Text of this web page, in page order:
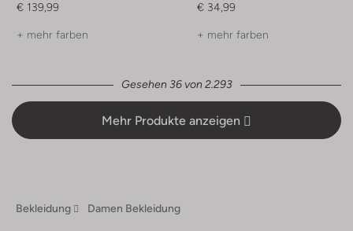
€ 139,99
+ mehr farben
€ 34,99
+ mehr farben
Gesehen 36 von 2.293
Mehr Produkte anzeigen
Bekleidung Damen Bekleidung